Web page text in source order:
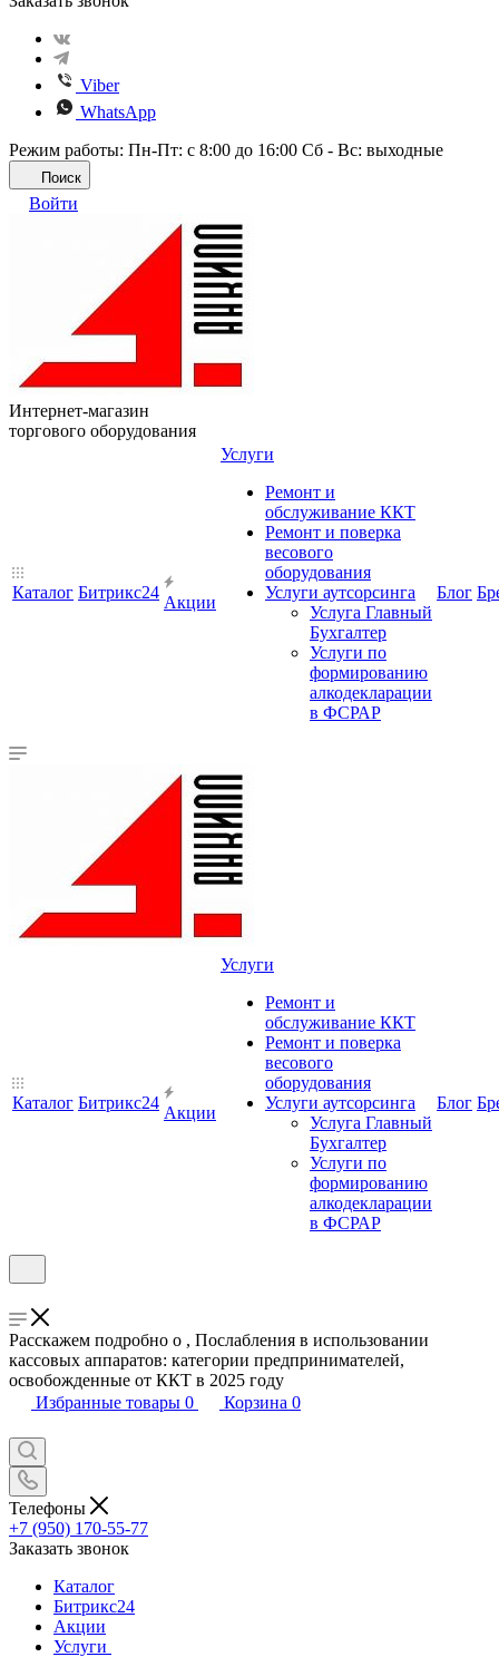
Viber
WhatsApp
Режим работы: Пн-Пт: с 8:00 до 16:00 Сб - Вс: выходные
Поиск
Войти
Интернет-магазин
торгового оборудования
Каталог Битрикс24
Акции
Услуги
Ремонт и
обслуживание ККТ
Ремонт и поверка
весового
оборудования
Услуги аутсорсинга
Услуга Главный
Бухгалтер
Услуги по
формированию
алкодекларации
в ФСРАР
Блог
Каталог Битрикс24
Акции
Услуги
Ремонт и
обслуживание ККТ
Ремонт и поверка
весового
оборудования
Услуги аутсорсинга
Услуга Главный
Бухгалтер
Услуги по
формированию
алкодекларации
в ФСРАР
Блог
Расскажем подробно о , Послабления в использовании
кассовых аппаратов: категории предпринимателей,
освобожденные от ККТ в 2025 году
Избранные товары 0 Корзина 0
Телефоны
+7 (950) 170-55-77
Заказать звонок
Каталог
Битрикс24
Акции
Услуги